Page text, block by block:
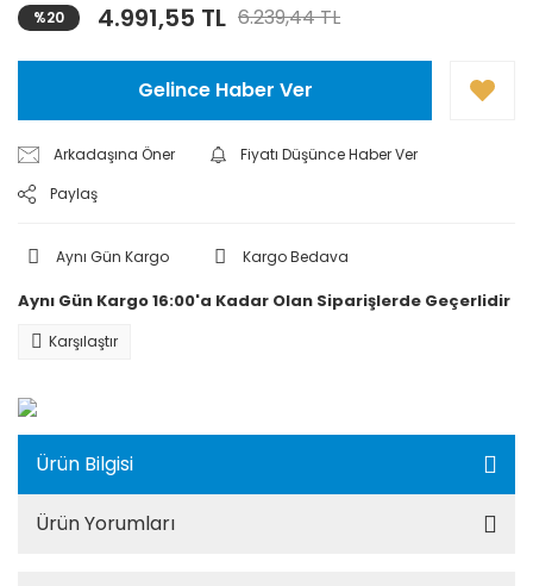
%20 4.991,55 TL 6.239,44 TL
Gelince Haber Ver
Arkadaşına Öner
Fiyatı Düşünce Haber Ver
Paylaş
Aynı Gün Kargo Kargo Bedava
Aynı Gün Kargo 16:00'a Kadar Olan Siparişlerde Geçerlidir
Karşılaştır
Ürün Bilgisi
Ürün Yorumları